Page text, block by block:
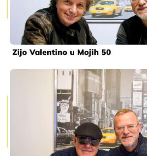
Zijo Valentino u Mojih 50